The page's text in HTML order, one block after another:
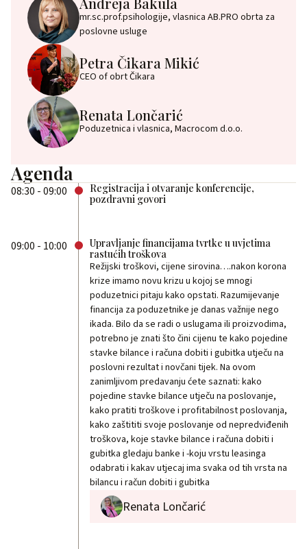
mr.sc.prof.psihologije, vlasnica AB.PRO obrta za
poslovne usluge
Petra Čikara Mikić
CEO of obrt Čikara
Renata Lončarić
Poduzetnica i vlasnica, Macrocom d.o.o.
Agenda
08:30 - 09:00
Registracija i otvaranje konferencije,
pozdravni govori
09:00 - 10:00
Upravljanje financijama tvrtke u uvjetima
rastućih troškova
Režijski troškovi, cijene sirovina….nakon korona
krize imamo novu krizu u kojoj se mnogi
poduzetnici pitaju kako opstati. Razumijevanje
financija za poduzetnike je danas važnije nego
ikada. Bilo da se radi o uslugama ili proizvodima,
potrebno je znati što čini cijenu te kako pojedine
stavke bilance i računa dobiti i gubitka utječu na
poslovni rezultat i novčani tijek. Na ovom
zanimljivom predavanju ćete saznati: kako
pojedine stavke bilance utječu na poslovanje,
kako pratiti troškove i profitabilnost poslovanja,
kako zaštititi svoje poslovanje od nepredviđenih
troškova, koje stavke bilance i računa dobiti i
gubitka gledaju banke i -koju vrstu leasinga
odabrati i kakav utjecaj ima svaka od tih vrsta na
bilancu i račun dobiti i gubitka
Renata Lončarić